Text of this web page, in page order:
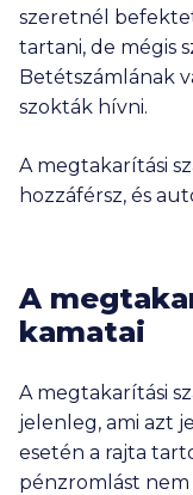
szeretnél
tartani, de mégis
Betétszámlának
szokták hívni.
A megtakarítási
hozzáférsz, és
A
kamatai
A megtakarítási
jelenleg, ami azt
esetén a rajta
pénzromlást nem